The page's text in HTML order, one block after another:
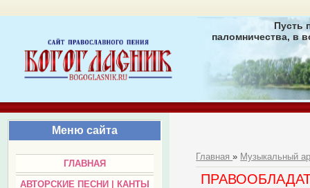
Пусть
паломничества, в
Меню сайта
ГЛАВНАЯ
АВТОРСКИЕ ПЕСНИ | КАНТЫ
Главная» Музыкальный